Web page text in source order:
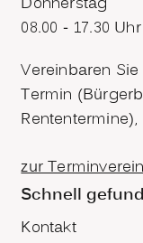
08.00 - 17.30 Uhr
Vereinbaren
Termin
zur
Schnell
Kontakt